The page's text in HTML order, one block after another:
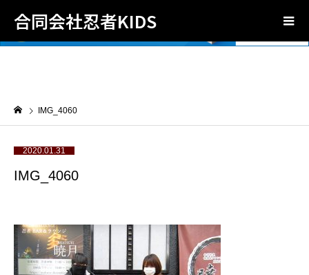
合同会社忍者KIDS
IMG_4060
2020.01.31
IMG_4060